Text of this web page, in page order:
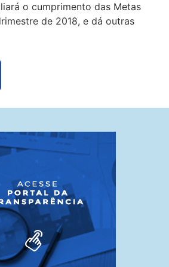
o cumprimento das Metas
de 2018, e dá outras